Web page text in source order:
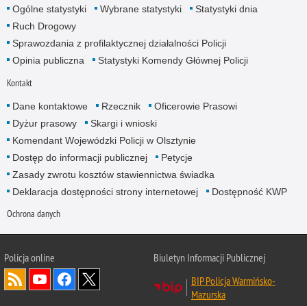
Ogólne statystyki Wybrane statystyki
Statystyki dnia
Ruch Drogowy
Sprawozdania z profilaktycznej działalności Policji
Opinia publiczna
Statystyki Komendy Głównej Policji
Kontakt
Dane kontaktowe Rzecznik
Oficerowie Prasowi
Dyżur prasowy
Skargi i wnioski
Komendant Wojewódzki Policji w Olsztynie
Dostęp do informacji publicznej
Petycje
Zasady zwrotu kosztów stawiennictwa świadka
Deklaracja dostępności strony internetowej
Dostępność KWP
Ochrona danych
Policja online
Biuletyn Informacji Publicznej
BIP Policja Warmińsko-
Mazurska